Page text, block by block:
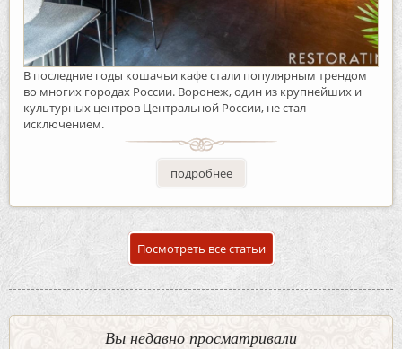
В последние годы кошачьи кафе стали популярным трендом
во многих городах России. Воронеж, один из крупнейших и
культурных центров Центральной России, не стал
исключением.
подробнее
Посмотреть все статьи
Вы недавно просматривали